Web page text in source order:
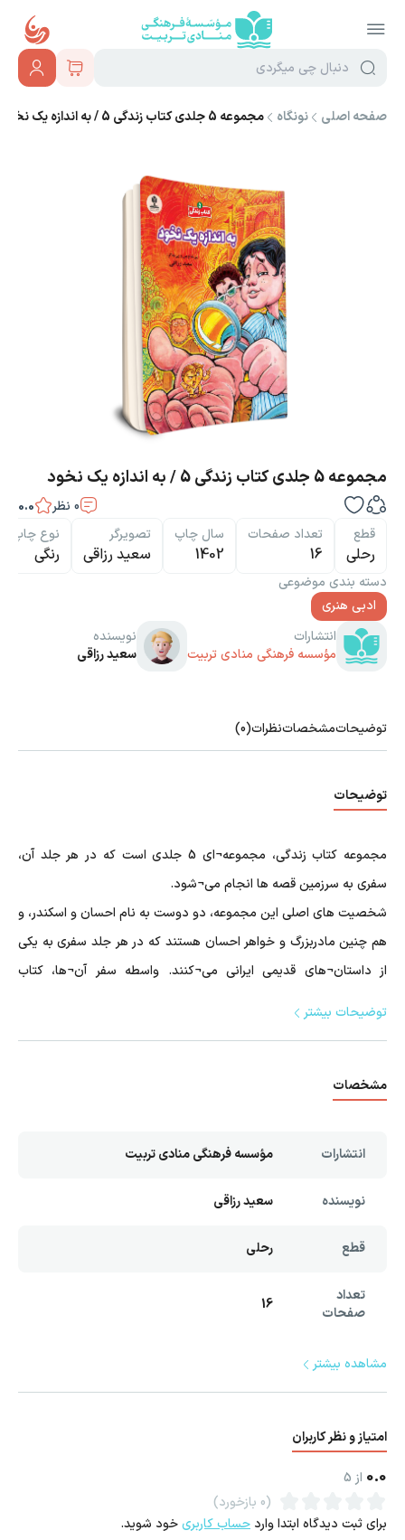
صفحه اصلی نونگاه مجموعه 5 جلدی کتاب زندگی 5 / به اندازه یک نخود
مجموعه 5 جلدی کتاب زندگی 5 / به اندازه یک نخود
0 نظر
0.0
قطع
رحلی
تعداد صفحات
16
سال چاپ
1402
تصویرگر
سعید رزاقی
نوع چاپ
رنگی
دسته بندی موضوعی
ادبی هنری
انتشارات
مؤسسه فرهنگی منادی تربیت
نویسنده
سعید رزاقی
توضیحاتمشخصاتنظرات(0)
توضیحات
مجموعه کتاب زندگی، مجموعه¬ای 5 جلدی است که در هر جلد آن،
سفری به سرزمین قصه ها انجام می¬شود.
شخصیت های اصلی این مجموعه، دو دوست به نام احسان و اسکندر، و
هم چنین مادربزرگ و خواهر احسان هستند که در هر جلد سفری به یکی
از داستان¬های قدیمی ایرانی می¬کنند. واسطه سفر آن¬ها، کتاب
داستان این جلد در مورد نخودی است.که به همراه
هایی مواجهه می شوند
توضیحات بیشتر
مشخصات
انتشارات مؤسسه فرهنگی منادی تربیت
نویسنده سعید رزاقی
قطع رحلی
تعداد
صفحات
16
مشاهده بیشتر
امتیاز و نظر کاربران
0.0 از 5
(0 بازخورد)
برای ثبت دیدگاه ابتدا وارد حساب کاربریخود شوید.